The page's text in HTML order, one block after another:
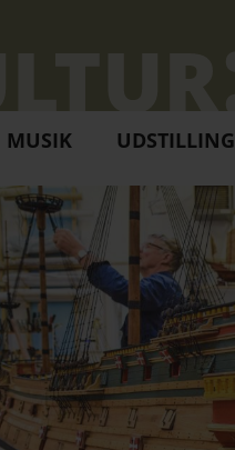
MUSIK UDSTILLING